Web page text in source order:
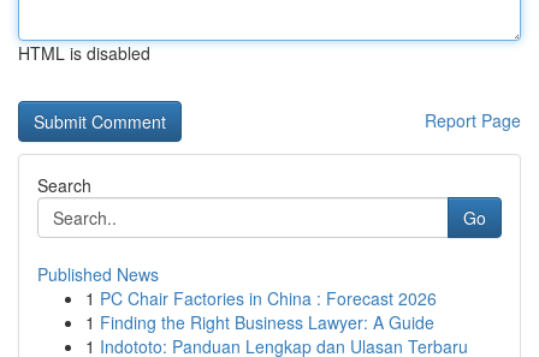
HTML is disabled
Report Page
Search
Go
Published News
1 PC Chair Factories in China : Forecast 2026
1 Finding the Right Business Lawyer: A Guide
1 Indototo: Panduan Lengkap dan Ulasan Terbaru